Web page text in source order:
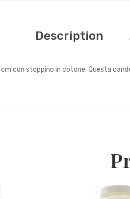
Description
cm con stoppino in cotone. Questa